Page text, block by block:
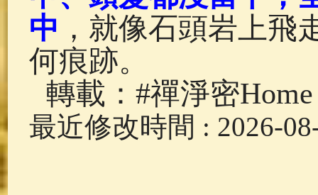
中 ，就像石頭岩上飛
何痕跡。
轉載：#禪淨密Home
最近修改時間 : 2026-